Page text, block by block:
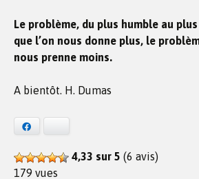
Le problème, du plus humble au
que l’on nous donne plus, le
nous prenne moins.
A bientôt. H. Dumas
4,33 sur 5 (6 avis)
179 vues